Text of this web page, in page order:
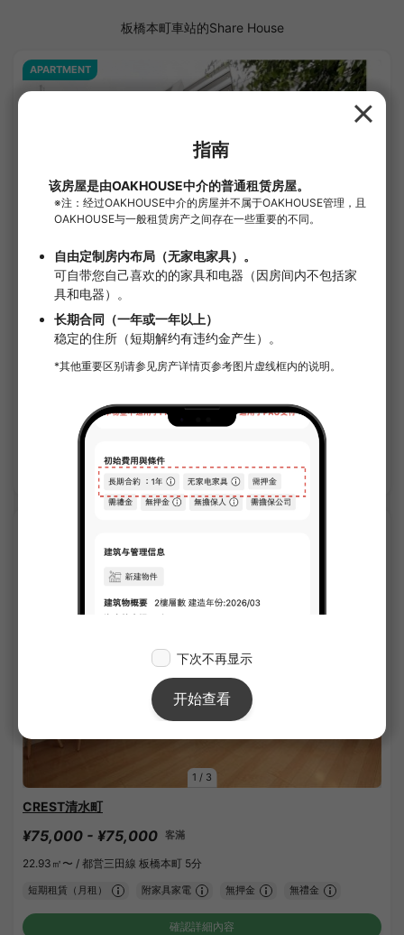
板橋本町車站的Share House
/ 1
APARTMENT
Prere Duque Itabashi Honcho III
¥113,000 - ¥134,000
12樓層數
確認詳細內容
1 / 3
CREST清水町
¥75,000 - ¥75,000 客滿
22.93㎡〜 / 都営三田線 板橋本町 5分
短期租賃（月租） 附家具家電 無押金 無禮金
確認詳細內容